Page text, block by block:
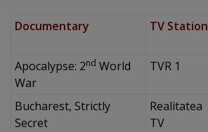
Documentary TV Station
Apocalypse: 2nd World
War
TVR 1
Bucharest, Strictly
Secret
Realitatea
TV